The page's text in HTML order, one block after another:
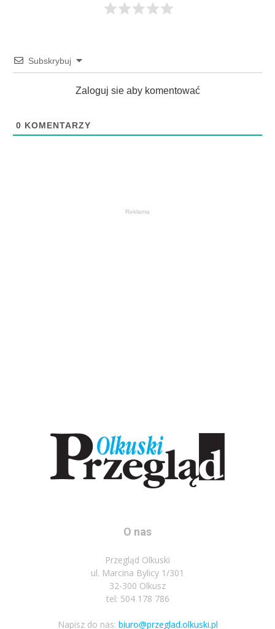
Subskrybuj
Zaloguj sie aby komentować
0 KOMENTARZY
Reklama
O nas
Przegląd Olkuski
ul. Marcina Bylicy 1/301
32-300 Olkusz
tel: 504 178 786
Napisz do nas: biuro@przeglad.olkuski.pl